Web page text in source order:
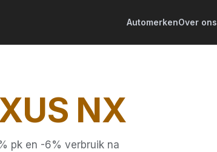
AutomerkenOver ons
NX
pk en -6% verbruik na